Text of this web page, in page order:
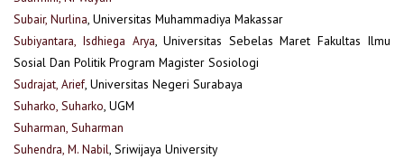
Subair, Nurlina, Universitas Muhammadiya Makassar
Subiyantara, Isdhiega Arya, Universitas Sebelas Maret Fakultas Ilmu
Sosial Dan Politik Program Magister Sosiologi
Sudrajat, Arief, Universitas Negeri Surabaya
Suharko, Suharko, UGM
Suharman, Suharman
Suhendra, M. Nabil, Sriwijaya University